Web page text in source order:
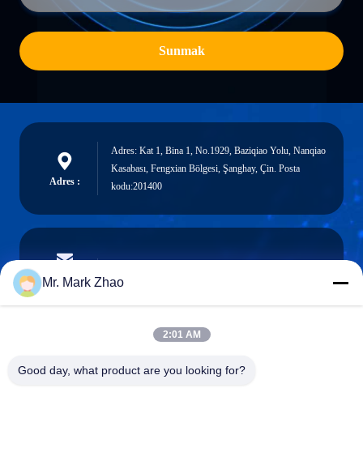
Sunmak
Adres :
Adres: Kat 1, Bina 1, No.1929, Baziqiao Yolu, Nanqiao
Kasabası, Fengxian Bölgesi, Şanghay, Çin. Posta
kodu:201400
e-posta
Telefon :
Mr. Mark Zhao
2:01 AM
Good day, what product are you looking for?